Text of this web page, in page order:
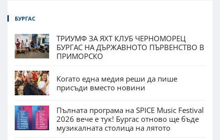
БУРГАС
ТРИУМФ ЗА ЯХТ КЛУБ ЧЕРНОМОРЕЦ
БУРГАС НА ДЪРЖАВНОТО ПЪРВЕНСТВО В
ПРИМОРСКО
Когато една медия реши да пише
присъди вместо новини
Пълната програма на SPICE Music Festival
2026 вече е тук! Бургас отново ще бъде
музикалната столица на лятото